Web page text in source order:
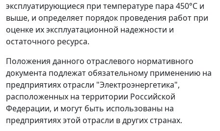
эксплуатирующиеся при температуре пара 450°С и
выше, и определяет порядок проведения работ при
оценке их эксплуатационной надежности и
остаточного ресурса.
Положения данного отраслевого нормативного
документа подлежат обязательному применению на
предприятиях отрасли "Электроэнергетика",
расположенных на территории Российской
Федерации, и могут быть использованы на
предприятиях этой отрасли в других странах.